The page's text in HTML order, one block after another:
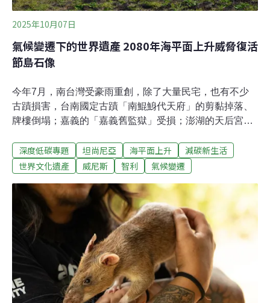
2025年10月07日
氣候變遷下的世界遺產 2080年海平面上升威脅復活
節島石像
今年7月，南台灣受豪雨重創，除了大量民宅，也有不少
古蹟損害，台南國定古蹟「南鯤鯓代天府」的剪黏掉落、
牌樓倒塌；嘉義的「嘉義舊監獄」受損；澎湖的天后宮室
只台灣，國際上也有許多世界遺產受到氣候變遷的威脅，
面臨著毀損、消失的危機。復活節島摩艾石像：傳統文化
拉帕努伊國家公園，900多個聳立的「摩艾石像」是當地
重要的文化象徵。集中在海岸邊的石像，也是氣候變遷對
文化遺產的最新潛在威脅，使他們更容易受到海平面上
升、風暴潮水，甚至是海嘯的影響。《文化資產保存學
刊》(Journal of Cultural Heritage）發表了一項新研究指
出，最晚至2080年，海浪就可能到達島上最大的祭壇阿胡
東加里奇（Ahu Tongariki）。 該遺址有最著名的石像群，
15尊摩艾面向陸地一字排開，每年吸引數以萬計的遊客
深度低碳專題 坦尚尼亞 海平面上升
減碳新生活
世界文化遺產
威尼斯 智利 氣候變遷